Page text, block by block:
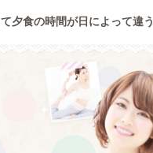
夕食の時間が日によって違う